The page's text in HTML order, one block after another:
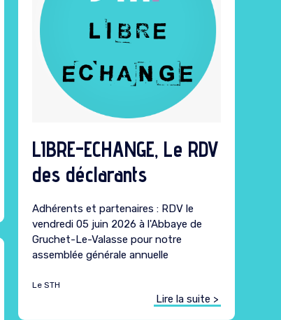
LIBRE-ECHANGE, Le RDV
des déclarants
Adhérents et partenaires : RDV le
vendredi 05 juin 2026 à l'Abbaye de
Gruchet-Le-Valasse pour notre
assemblée générale annuelle
Le STH
Lire la suite >